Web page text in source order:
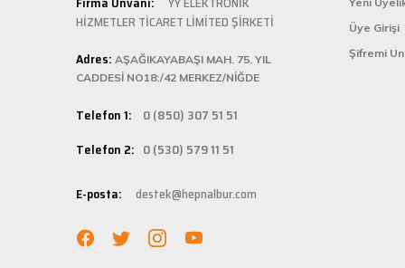
ü... ş... | 22/01/2025
Deneyimini Paylaş
istediğiniz
bilgilere
Hızlı
adresinize
HİZMETLER TİCARET LİMİTED ŞİRKETİ
Adres: AŞAĞIKAYABAŞI MAH. 75. YIL
CADDESİ NO18:/42 MERKEZ/NİĞDE
Telefon 1: 0 (850) 307 51 51
Telefon 2: 0 (530) 579 11 51
E-posta: destek@hepnalbur.com
Üye Girişi
Şifremi